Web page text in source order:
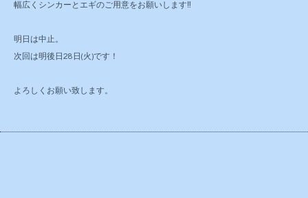
幅広くシンカーとエギのご用意をお願いします‼️
明日は中止。
次回は明後日28日(火)です！
よろしくお願い致します。